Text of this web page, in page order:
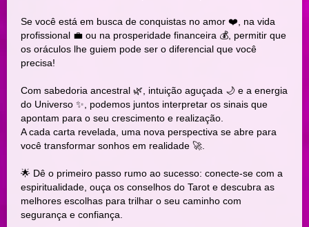
Se você está em busca de conquistas no amor ❤️, na vida
profissional 💼 ou na prosperidade financeira 💰, permitir que
os oráculos lhe guiem pode ser o diferencial que você
precisa!
Com sabedoria ancestral 🌿, intuição aguçada 🌙 e a energia
do Universo ✨, podemos juntos interpretar os sinais que
apontam para o seu crescimento e realização.
A cada carta revelada, uma nova perspectiva se abre para
você transformar sonhos em realidade 🚀.
🌟 Dê o primeiro passo rumo ao sucesso: conecte-se com a
espiritualidade, ouça os conselhos do Tarot e descubra as
melhores escolhas para trilhar o seu caminho com
segurança e confiança.